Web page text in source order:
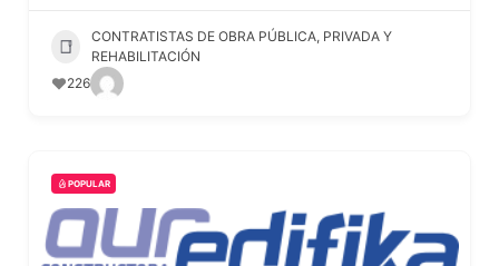
CONTRATISTAS DE OBRA PÚBLICA, PRIVADA Y
REHABILITACIÓN
226
POPULAR